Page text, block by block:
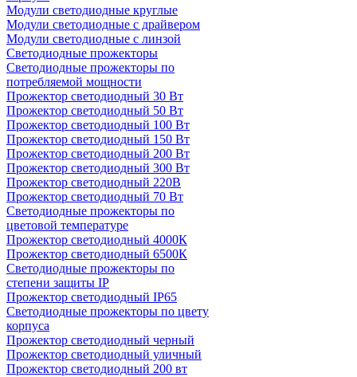
Модули светодиодные круглые
Модули светодиодные с драйвером
Модули светодиодные с линзой
Светодиодные прожекторы
Светодиодные прожекторы по
потребляемой мощности
Прожектор светодиодный 30 Вт
Прожектор светодиодный 50 Вт
Прожектор светодиодный 100 Вт
Прожектор светодиодный 150 Вт
Прожектор светодиодный 200 Вт
Прожектор светодиодный 300 Вт
Прожектор светодиодный 220В
Прожектор светодиодный 70 Вт
Светодиодные прожекторы по
цветовой температуре
Прожектор светодиодный 4000К
Прожектор светодиодный 6500К
Светодиодные прожекторы по
степени защиты IP
Прожектор светодиодный IP65
Светодиодные прожекторы по цвету
корпуса
Прожектор светодиодный черный
Прожектор светодиодный уличный
Прожектор светодиодный 200 вт